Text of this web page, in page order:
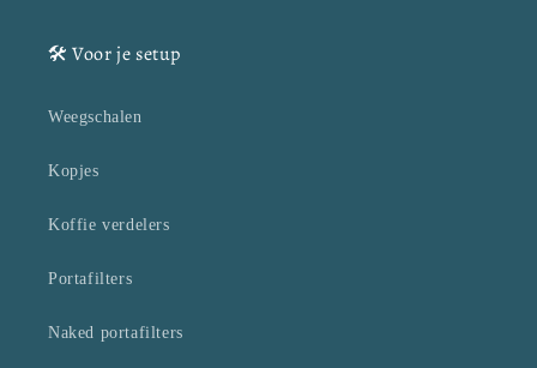
🛠️ Voor je setup
Weegschalen
Kopjes
Koffie verdelers
Portafilters
Naked portafilters